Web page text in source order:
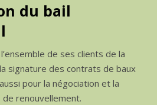
du bail
de ses clients de la
signature des contrats de baux
pour la négociation et la
renouvellement.